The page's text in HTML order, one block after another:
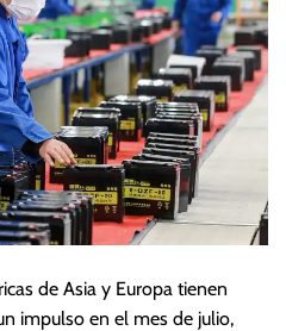
de Asia y Europa tienen
impulso en el mes de julio,